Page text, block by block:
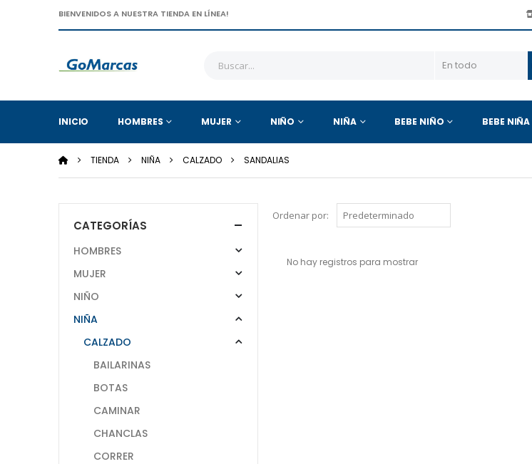
BIENVENIDOS A NUESTRA TIENDA EN LÍNEA!
INICIO HOMBRES MUJER NIÑO NIÑA BEBE NIÑO BEBE NIÑA
TIENDA NIÑA CALZADO SANDALIAS
Ordenar por:
No hay registros para mostrar
CATEGORÍAS
HOMBRES
MUJER
NIÑO
NIÑA
CALZADO
BAILARINAS
BOTAS
CAMINAR
CHANCLAS
CORRER